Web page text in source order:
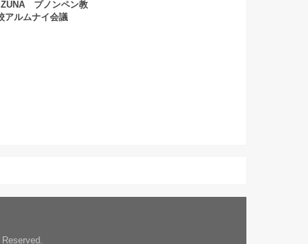
プノンペン教
アルムナイ会議